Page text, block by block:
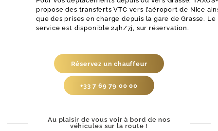
propose des transferts VTC vers l’aéroport de Nice
que des prises en charge depuis la gare de Grasse. Le
service est disponible 24h/7j, sur réservation.
Réservez un chauffeur
+33 7 69 79 00 00
Au plaisir de vous voir à bord de nos
véhicules sur la route !